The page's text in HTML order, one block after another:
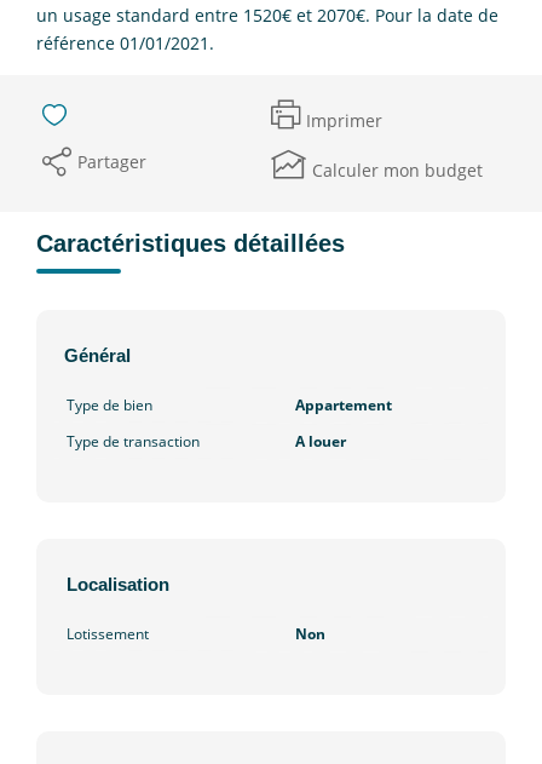
un usage standard entre 1520€ et 2070€. Pour la date de
référence 01/01/2021.
Imprimer
Partager
Calculer mon budget
Caractéristiques détaillées
Général
Type de bien
Appartement
Type de transaction
A louer
Localisation
Lotissement Non